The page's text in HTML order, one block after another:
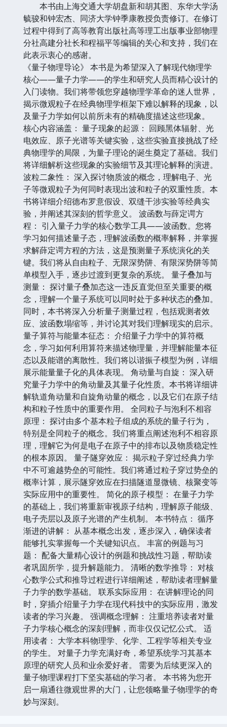
本书由上海交通大学胡盘新和胡其图、东华大学汤
毓骏和钟宏杰、同济大学钟季康教授负责修订。在修订
过程中得到了高等教育出版社高等理工出版事业部物理
分社高建分社长和程福平等编辑的关心和支持，我们在
此表示衷心的感谢。
《量子物理导论》 本书是为希望深入了解现代物理学
核心——量子力学——的学生和研究人员而精心设计的
入门读物。我们将带领您穿越物理学革命的迷人世界，
揭示微观粒子在经典物理学框架下难以解释的现象，以
及量子力学如何以前所未有的精确度描述这些现象。
核心内容涵盖： 量子现象的起源： 回顾黑体辐射、光
电效应、原子光谱等关键实验，这些实验直接挑战了经
典物理学的局限，为量子理论的诞生奠定了基础。我们
将详细解析这些现象的实验细节及其理论解释的演进。
波粒二象性： 深入探讨物质波的概念，理解电子、光
子等微观粒子为何同时表现出波和粒子的双重性质。本
书将详细介绍德布罗意假设、双缝干涉实验等经典实
验，并阐述其深刻的哲学意义。 波函数与薛定谔方
程： 引入量子力学的核心数学工具——波函数。您将
学习如何描述量子态，理解波函数的概率解释，并掌握
求解薛定谔方程的方法，这是预测量子系统演化的关
键。我们将从自由粒子、无限深势阱、有限深势阱等简
单模型入手，逐步过渡到更复杂的系统。 量子叠加与
测量： 探讨量子叠加态这一违反直觉但至关重要的概
念，理解一个量子系统可以同时处于多种状态的叠加。
同时，本书将深入分析量子测量过程，包括观测者效
应、波函数塌缩等，并讨论其对我们理解现实的启示。
量子算符与能量本征态： 介绍量子力学中的算符概
念，学习如何利用算符来描述物理量，并理解能量本征
态以及能谱的离散性。我们将以谐振子模型为例，详细
展示能量量子化的具体表现。 角动量与自旋： 深入研
究量子力学中的角动量及其量子化性质。本书将详细讲
解轨道角动量和自旋角动量的概念，以及它们在原子结
构和粒子性质中的重要作用。 全同粒子与泡利不相容
原理： 探讨由多个基本粒子组成的系统的量子行为，
特别是全同粒子的概念。我们将重点阐述泡利不相容原
理，理解它为何是电子在原子中的排布以及物质稳定性
的根本原因。 量子隧穿效应： 揭示粒子穿过经典力学
中不可逾越势垒的可能性。我们将通过粒子穿过势垒的
概率计算，展示隧穿效应在扫描隧道显微镜、核聚变等
实际应用中的重要性。 简化的原子模型： 在量子力学
的基础上，我们将重新审视原子结构，理解原子能级、
电子壳层以及原子光谱的产生机制。 本书特点： 循序
渐进的讲解： 从基本概念出发，逐步深入，确保读者
能够扎实掌握每一个关键知识点。 丰富的例题与习
题： 配备大量精心设计的例题和挑战性习题，帮助读
者巩固所学，提升解题能力。 清晰的数学推导： 对核
心数学公式和推导过程进行详细阐述，帮助读者理解量
子力学的数学基础。 联系实际应用： 在讲解理论的同
时，穿插介绍量子力学在现代科技中的实际应用，激发
读者的学习兴趣。 强调概念理解： 注重培养读者对量
子力学核心概念的深刻理解，而非仅仅记忆公式。 适
用读者： 大学本科物理学、化学、工程学等相关专业
的学生。 对量子力学充满好奇，希望系统学习其基本
原理的研究人员和业余爱好者。 需要为后续更深入的
量子物理课程打下坚实基础的学习者。 本书将为您开
启一扇通往微观世界的大门，让您领略量子物理学的奇
妙与深刻。